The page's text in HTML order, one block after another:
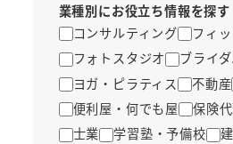
業種別にお役立ち情報を探す
コンサルティング
フィ
フォトスタジオ
ブライ
ヨガ・ピラティス
不動産
便利屋・何でも屋
保険
士業
学習塾・予備校